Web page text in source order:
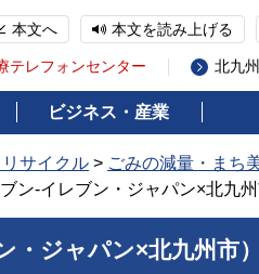
本文へ 本文を読み上げる
テレフォンセンター 北九
ビジネス・産業
サイクル > ごみの減量・まち
ン-イレブン・ジャパン×北九
・ジャパン×北九州市